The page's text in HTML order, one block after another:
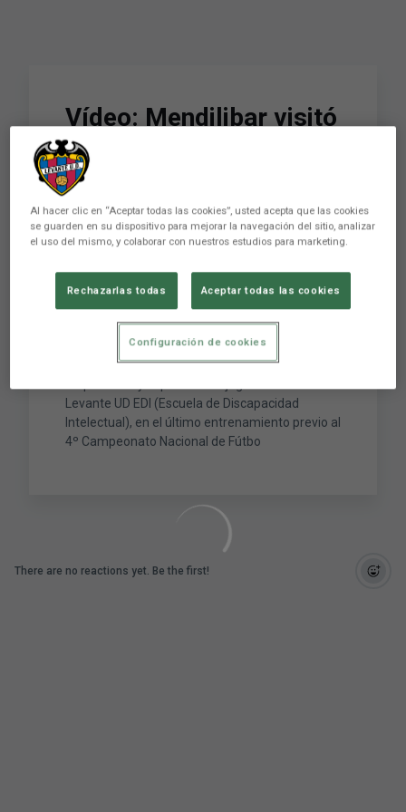
Vídeo: Mendilibar visitó
al Levante UD EDI antes
del Campeonato de
España de Fútbol 7
Unificado Special
Oylmpics
José Luis Mendilibar junto con el segundo
entrenador levantinista, Iñaki Bea, han dado una
Levante UD EDI (Escuela de Discapacidad
Intelectual), en el último entrenamiento previo al
4º Campeonato Nacional de Fútbo
There are no reactions yet. Be the first!
Al hacer clic en “Aceptar todas las cookies”, usted acepta que las cookies
se guarden en su dispositivo para mejorar la navegación del sitio, analizar
el uso del mismo, y colaborar con nuestros estudios para marketing.
Rechazarlas todas Aceptar todas las cookies
Configuración de cookies